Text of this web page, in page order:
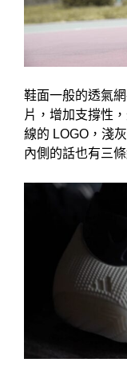
鞋面一般的透氣
片，增加支撐性
線的 LOGO，淺
內側的話也有三